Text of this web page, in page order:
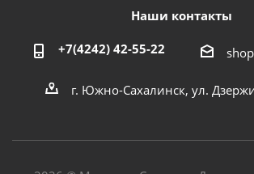
Наши контакты
+7(4242) 42-55-22
г. Южно-Сахалинск, ул.